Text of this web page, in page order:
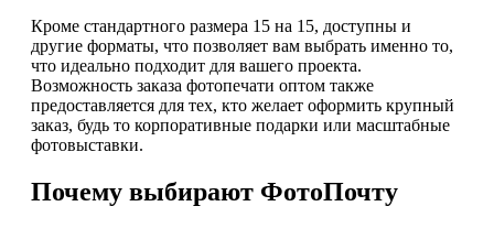
Кроме стандартного размера 15 на 15, доступны и
другие форматы, что позволяет вам выбрать именно то,
что идеально подходит для вашего проекта.
Возможность заказа фотопечати оптом также
предоставляется для тех, кто желает оформить крупный
заказ, будь то корпоративные подарки или масштабные
фотовыставки.
Почему выбирают ФотоПочту